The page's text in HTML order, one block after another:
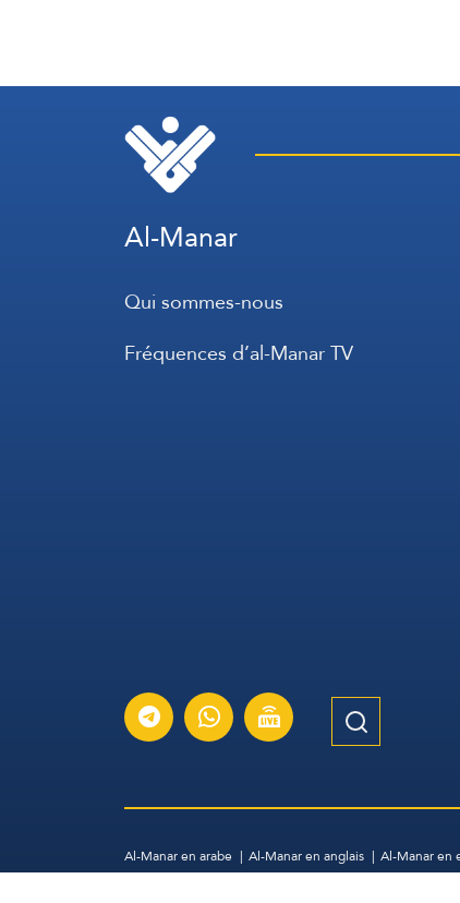
Al-Manar
Qui sommes-nous
Fréquences d’al-Manar TV
Al-Manar en arabe Al-Manar en anglais Al-Manar en